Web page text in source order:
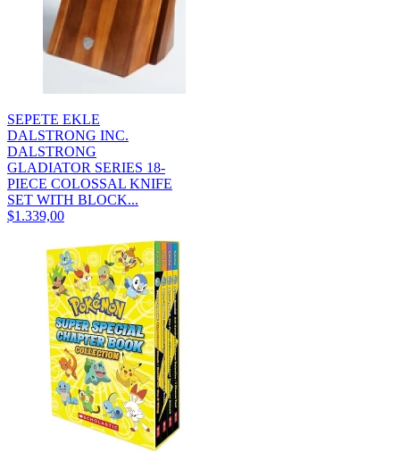
SEPETE EKLE
DALSTRONG INC.
DALSTRONG
GLADIATOR SERIES 18-
PIECE COLOSSAL KNIFE
SET WITH BLOCK...
$1.339,00